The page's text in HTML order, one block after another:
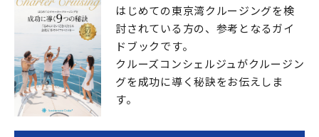
はじめての東京湾クルージングを検
討されている方の、 参考となるガイ
ドブックです。
クルーズコンシェルジュがクルージン
グを成功に導く秘訣をお伝えしま
す。